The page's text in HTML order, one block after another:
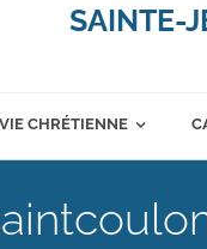
SAINTE-
CHRÉTIENNE